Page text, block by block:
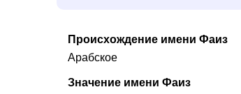
Происхождение имени Фаиз
Арабское
Значение имени Фаиз